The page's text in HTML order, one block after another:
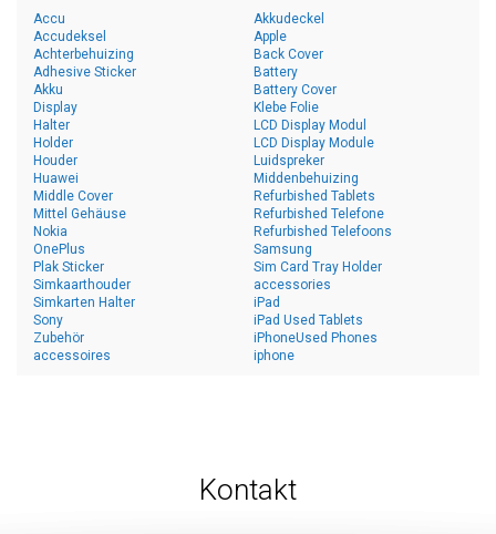
Accu
Accudeksel
Achterbehuizing
Adhesive Sticker
Akku
Akkudeckel
Apple
Back Cover
Battery
Battery Cover
Display
Halter
Holder
Houder
Huawei
Klebe Folie
LCD Display Modul
LCD Display Module
Luidspreker
Middenbehuizing
Middle Cover
Mittel Gehäuse
Nokia
OnePlus
Plak Sticker
Refurbished Tablets
Refurbished Telefone
Refurbished Telefoons
Samsung
Sim Card Tray Holder
Simkaarthouder
Simkarten Halter
Sony
Zubehör
accessoires
accessories
iPad
iPad Used Tablets
iPhoneUsed Phones
iphone
Kontakt